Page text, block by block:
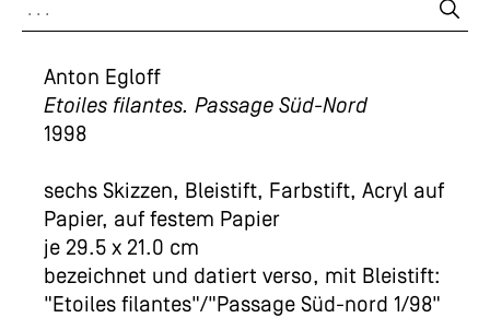
Anton Egloff
Etoiles filantes. Passage Süd-Nord
1998
sechs Skizzen, Bleistift, Farbstift, Acryl auf
Papier, auf festem Papier
je 29.5 x 21.0 cm
bezeichnet und datiert verso, mit Bleistift:
"Etoiles filantes"/"Passage Süd-nord 1/98"